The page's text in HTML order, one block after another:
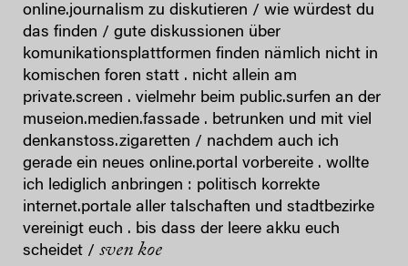
online.journalism zu diskutieren / wie würdest du
das finden / gute diskussionen über
komunikationsplattformen finden nämlich nicht in
komischen foren statt . nicht allein am
private.screen . vielmehr beim public.surfen an der
museion.medien.fassade . betrunken und mit viel
denkanstoss.zigaretten / nachdem auch ich
gerade ein neues online.portal vorbereite . wollte
ich lediglich anbringen : politisch korrekte
internet.portale aller talschaften und stadtbezirke
vereinigt euch . bis dass der leere akku euch
scheidet / sven koe